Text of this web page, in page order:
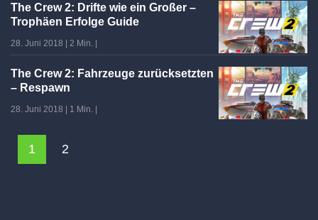
The Crew 2: Drifte wie ein Großer –
Trophäen Erfolge Guide
28. Juni 2018 2 Min.
The Crew 2: Fahrzeuge zurücksetzten
– Respawn
28. Juni 2018 1 Min.
1 2